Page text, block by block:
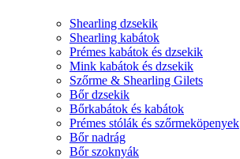
Shearling dzsekik
Shearling kabátok
Prémes kabátok és dzsekik
Mink kabátok és dzsekik
Szőrme & Shearling Gilets
Bőr dzsekik
Bőrkabátok és kabátok
Prémes stólák és szőrmeköpenyek
Bőr nadrág
Bőr szoknyák